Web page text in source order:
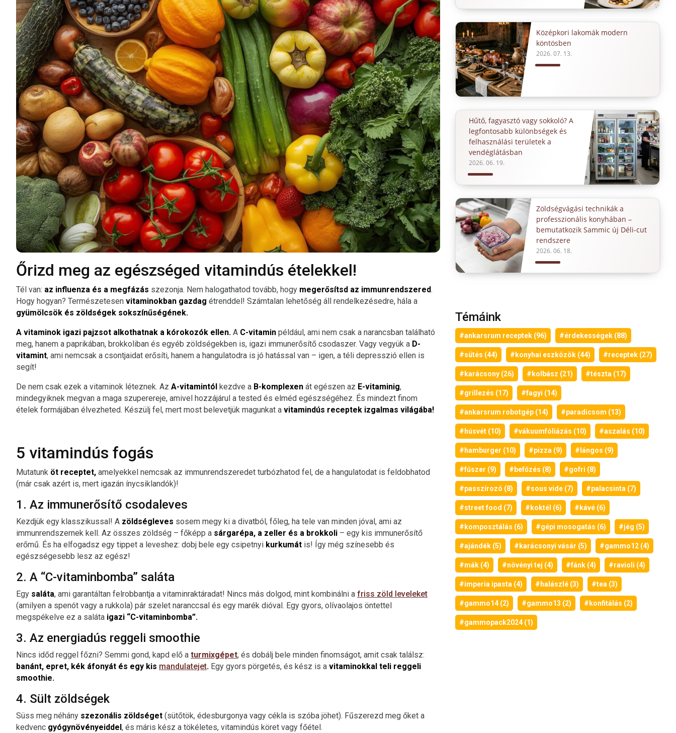
Őrizd meg az egészséged vitamindús ételekkel!
Tél van: az influenza és a megfázás szezonja. Nem halogathatod tovább, hogy megerősítsd az immunrendszered.
Hogy hogyan? Természetesen vitaminokban gazdag étrenddel! Számtalan lehetőség áll rendelkezésedre, hála a
gyümölcsök és zöldségek sokszínűségének.
A vitaminok igazi pajzsot alkothatnak a kórokozók ellen. A C-vitamin például, ami nem csak a narancsban található
meg, hanem a paprikában, brokkoliban és egyéb zöldségekben is, igazi immunerősítő csodaszer. Vagy vegyük a D-
vitamint, ami nemcsak a csontjaidat erősíti, hanem a hangulatodra is jó hatással van – igen, a téli depresszió ellen is
segít!
De nem csak ezek a vitaminok léteznek. Az A-vitamintól kezdve a B-komplexen át egészen az E-vitaminig,
mindegyiknek megvan a maga szuperereje, amivel hozzájárul a tested és elméd egészségéhez. És mindezt finom
ételek formájában élvezheted. Készülj fel, mert most belevetjük magunkat a vitamindús receptek izgalmas világába!
5 vitamindús fogás
Mutatunk öt receptet, amelyekkel nemcsak az immunrendszeredet turbózhatod fel, de a hangulatodat is feldobhatod
(már csak azért is, mert igazán ínycsiklandók)!
1. Az immunerősítő csodaleves
Kezdjük egy klasszikussal! A zöldségleves sosem megy ki a divatból, főleg, ha tele van minden jóval, ami az
immunrendszernek kell. Az összes zöldség – főképp a sárgarépa, a zeller és a brokkoli – egy kis immunerősítő
erőmű. És ha elfogadsz egy tippet a leveshez: dobj bele egy csipetnyi kurkumát is! Így még színesebb és
egészségesebb lesz az egész!
2. A “C-vitaminbomba” saláta
Egy saláta, ami garantáltan felrobbantja a vitaminraktáradat! Nincs más dolgod, mint kombinálni a friss zöld leveleket
(amilyen a spenót vagy a rukkola) pár szelet naranccsal és egy marék dióval. Egy gyors, olívaolajos öntettel
megspékelve ez a saláta igazi “C-vitaminbomba”.
3. Az energiadús reggeli smoothie
Nincs időd reggel főzni? Semmi gond, kapd elő a turmixgépet, és dobálj bele minden finomságot, amit csak találsz:
banánt, epret, kék áfonyát és egy kis mandulatejet. Egy gyors pörgetés, és kész is a vitaminokkal teli reggeli
smoothie.
4. Sült zöldségek
Süss meg néhány szezonális zöldséget (sütőtök, édesburgonya vagy cékla is szóba jöhet). Fűszerezd meg őket a
kedvenc gyógynövényeiddel , és máris kész a tökéletes, vitamindús köret vagy főétel.
Középkori lakomák modern
köntösben
2026. 07. 13.
Hűtő, fagyasztó vagy sokkoló? A
legfontosabb különbségek és
felhasználási területek a
vendéglátásban
2026. 06. 19.
Zöldségvágási technikák a
professzionális konyhában –
bemutatkozik Sammic új Déli-cut
rendszere
2026. 06. 18.
Témáink
#ankarsrum receptek (96) #érdekességek (88)
#sütés (44) #konyhai eszközök (44) #receptek (27)
#karácsony (26) #kolbász (21) #tészta (17)
#grillezés (17) #fagyi (14)
#ankarsrum robotgép (14) #paradicsom (13)
#húsvét (10) #vákuumfóliázás (10) #aszalás (10)
#hamburger (10) #pizza (9) #lángos (9)
#fűszer (9) #befőzés (8) #gofri (8)
#passzírozó (8) #sous vide (7) #palacsinta (7)
#street food (7) #koktél (6) #kávé (6)
#komposztálás (6) #gépi mosogatás (6) #jég (5)
#ajándék (5) #karácsonyi vásár (5) #gammo12 (4)
#mák (4) #növényi tej (4) #fánk (4) #ravioli (4)
#imperia ipasta (4) #halászlé (3) #tea (3)
#gammo14 (2) #gammo13 (2) #konfitálás (2)
#gammopack2024 (1)